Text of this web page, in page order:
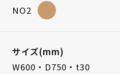
NO2
サイズ(mm)
W600・D750・t30